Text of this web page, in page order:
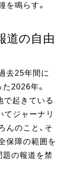
を鳴らす。
道の自由
去25年間に
2026年。
で起きている
てジャーナリ
んのこと、そ
保障の範囲を
題の報道を禁